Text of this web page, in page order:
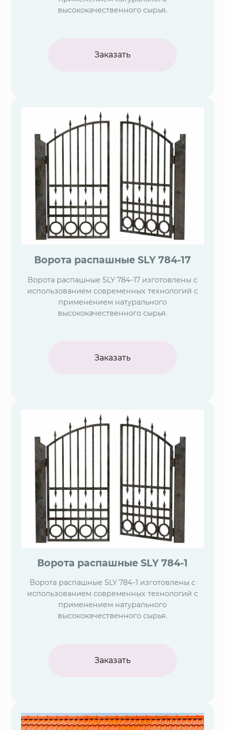
высококачественного сырья.
Заказать
Ворота распашные SLY 784-17
Ворота распашные SLY 784-17 изготовлены с
использованием современных технологий с
применением натурального
высококачественного сырья.
Заказать
Ворота распашные SLY 784-1
Ворота распашные SLY 784-1 изготовлены с
использованием современных технологий с
применением натурального
высококачественного сырья.
Заказать